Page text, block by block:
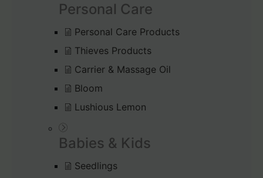
Personal Care
Personal Care Products
Thieves Products
Carrier & Massage Oil
Bloom
Lushious Lemon
Babies & Kids
Seedlings